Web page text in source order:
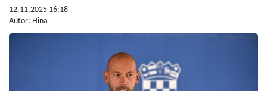
12.11.2025 16:18
Autor: Hina